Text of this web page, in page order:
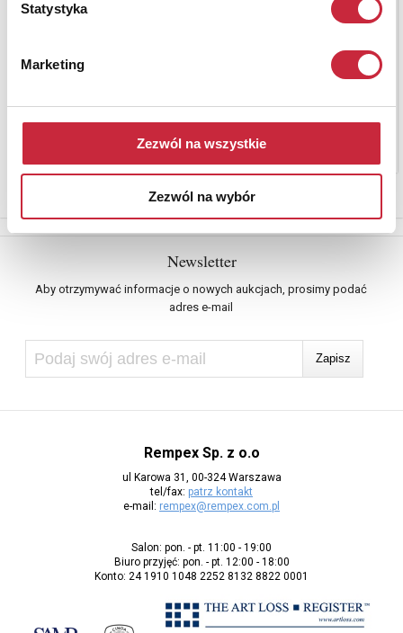
Statystyka
Marketing
Zezwól na wszystkie
Zezwól na wybór
Newsletter
Aby otrzymywać informacje o nowych aukcjach, prosimy podać
adres e-mail
Rempex Sp. z o.o
ul Karowa 31, 00-324 Warszawa
tel/fax: patrz kontakt
e-mail: rempex@rempex.com.pl
Salon: pon. - pt. 11:00 - 19:00
Biuro przyjęć: pon. - pt. 12:00 - 18:00
Konto: 24 1910 1048 2252 8132 8822 0001